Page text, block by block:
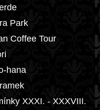
Park
Coffee Tour
hana
XXXI. - XXXVIII.